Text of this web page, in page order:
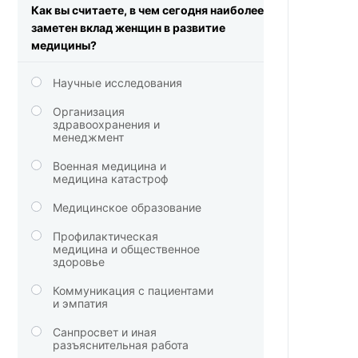
Как вы считаете, в чем сегодня наиболее
заметен вклад женщин в развитие
медицины?
Научные исследования
Организация
здравоохранения и
менеджмент
Военная медицина и
медицина катастроф
Медицинское образование
Профилактическая
медицина и общественное
здоровье
Коммуникация с пациентами
и эмпатия
Санпросвет и иная
разъяснительная работа